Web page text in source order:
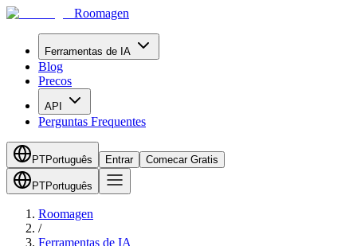
Roomagen
Ferramentas de IA
Blog
Precos
API
Perguntas Frequentes
PTPortuguês Entrar Comecar Gratis
PTPortuguês
Roomagen
/
Ferramentas de IA